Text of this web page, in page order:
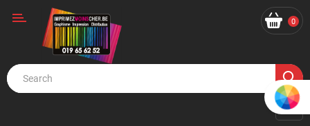
Catégorie
0